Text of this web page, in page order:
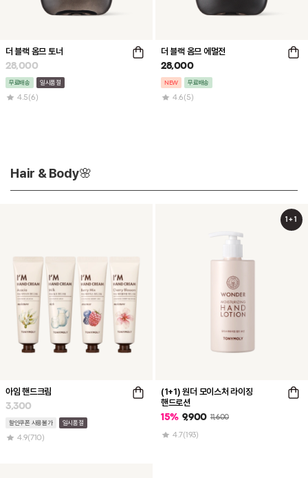
더 블랙 옴므 토너
28,000
무료배송 일시품절
4.5 (6)
더 블랙 옴므 에멀전
28,000
NEW 무료배송
4.6 (5)
Hair & Body🌸
아임 핸드크림
3,300
할인쿠폰 사용불가 일시품절
4.9(710)
1+1
(1+1) 원더 모이스처 라이징
핸드로션
15% 9,900 11,600
4.7 (193)